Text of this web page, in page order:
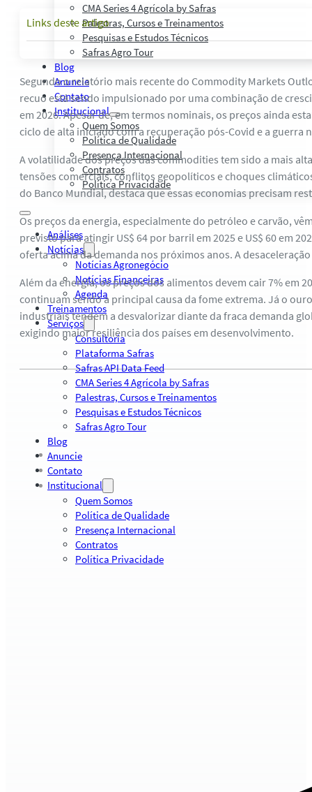
CMA Series 4 Agrícola by Safras
Palestras, Cursos e Treinamentos
Pesquisas e Estudos Técnicos
Safras Agro Tour
Blog
Anuncie
Contato
Institucional
Quem Somos
Política de Qualidade
Presença Internacional
Contratos
Política Privacidade
Análises
Notícias
Notícias Agronegócio
Notícias Financeiras
Agenda
Treinamentos
Serviços
Consultoria
Plataforma Safras
Safras API Data Feed
CMA Series 4 Agrícola by Safras
Palestras, Cursos e Treinamentos
Pesquisas e Estudos Técnicos
Safras Agro Tour
Blog
Anuncie
Contato
Institucional
Quem Somos
Política de Qualidade
Presença Internacional
Contratos
Política Privacidade
Links deste artigo
Segundo o relatório mais recente do Commodity Markets
recuo está sendo impulsionado por uma combinação de
em 2026. Apesar de, em termos nominais, os preços ainda
ciclo de alta iniciado com a recuperação pós-Covid e a guerra
A volatilidade dos preços das commodities tem sido a mais
tensões comerciais, conflitos geopolíticos e choques
do Banco Mundial, destaca que essas economias precisam
Os preços da energia, especialmente do petróleo e carvão,
previsto para atingir US$ 64 por barril em 2025 e US$ 60 em
oferta acima da demanda nos próximos anos. A
Além da energia, os preços dos alimentos devem cair 7% em
continuam sendo a principal causa da fome extrema. Já o
industriais tendem a desvalorizar diante da fraca demanda
exigindo maior resiliência dos países em desenvolvimento.